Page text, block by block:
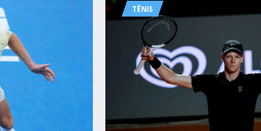
TÊNIS